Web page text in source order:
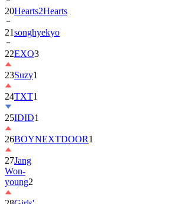
21songhyekyo
22EXO3
23Suzy1
24TXT1
25IDID1
26BOYNEXTDOOR
27Jang
Won-
young2
28Girls'
Generation